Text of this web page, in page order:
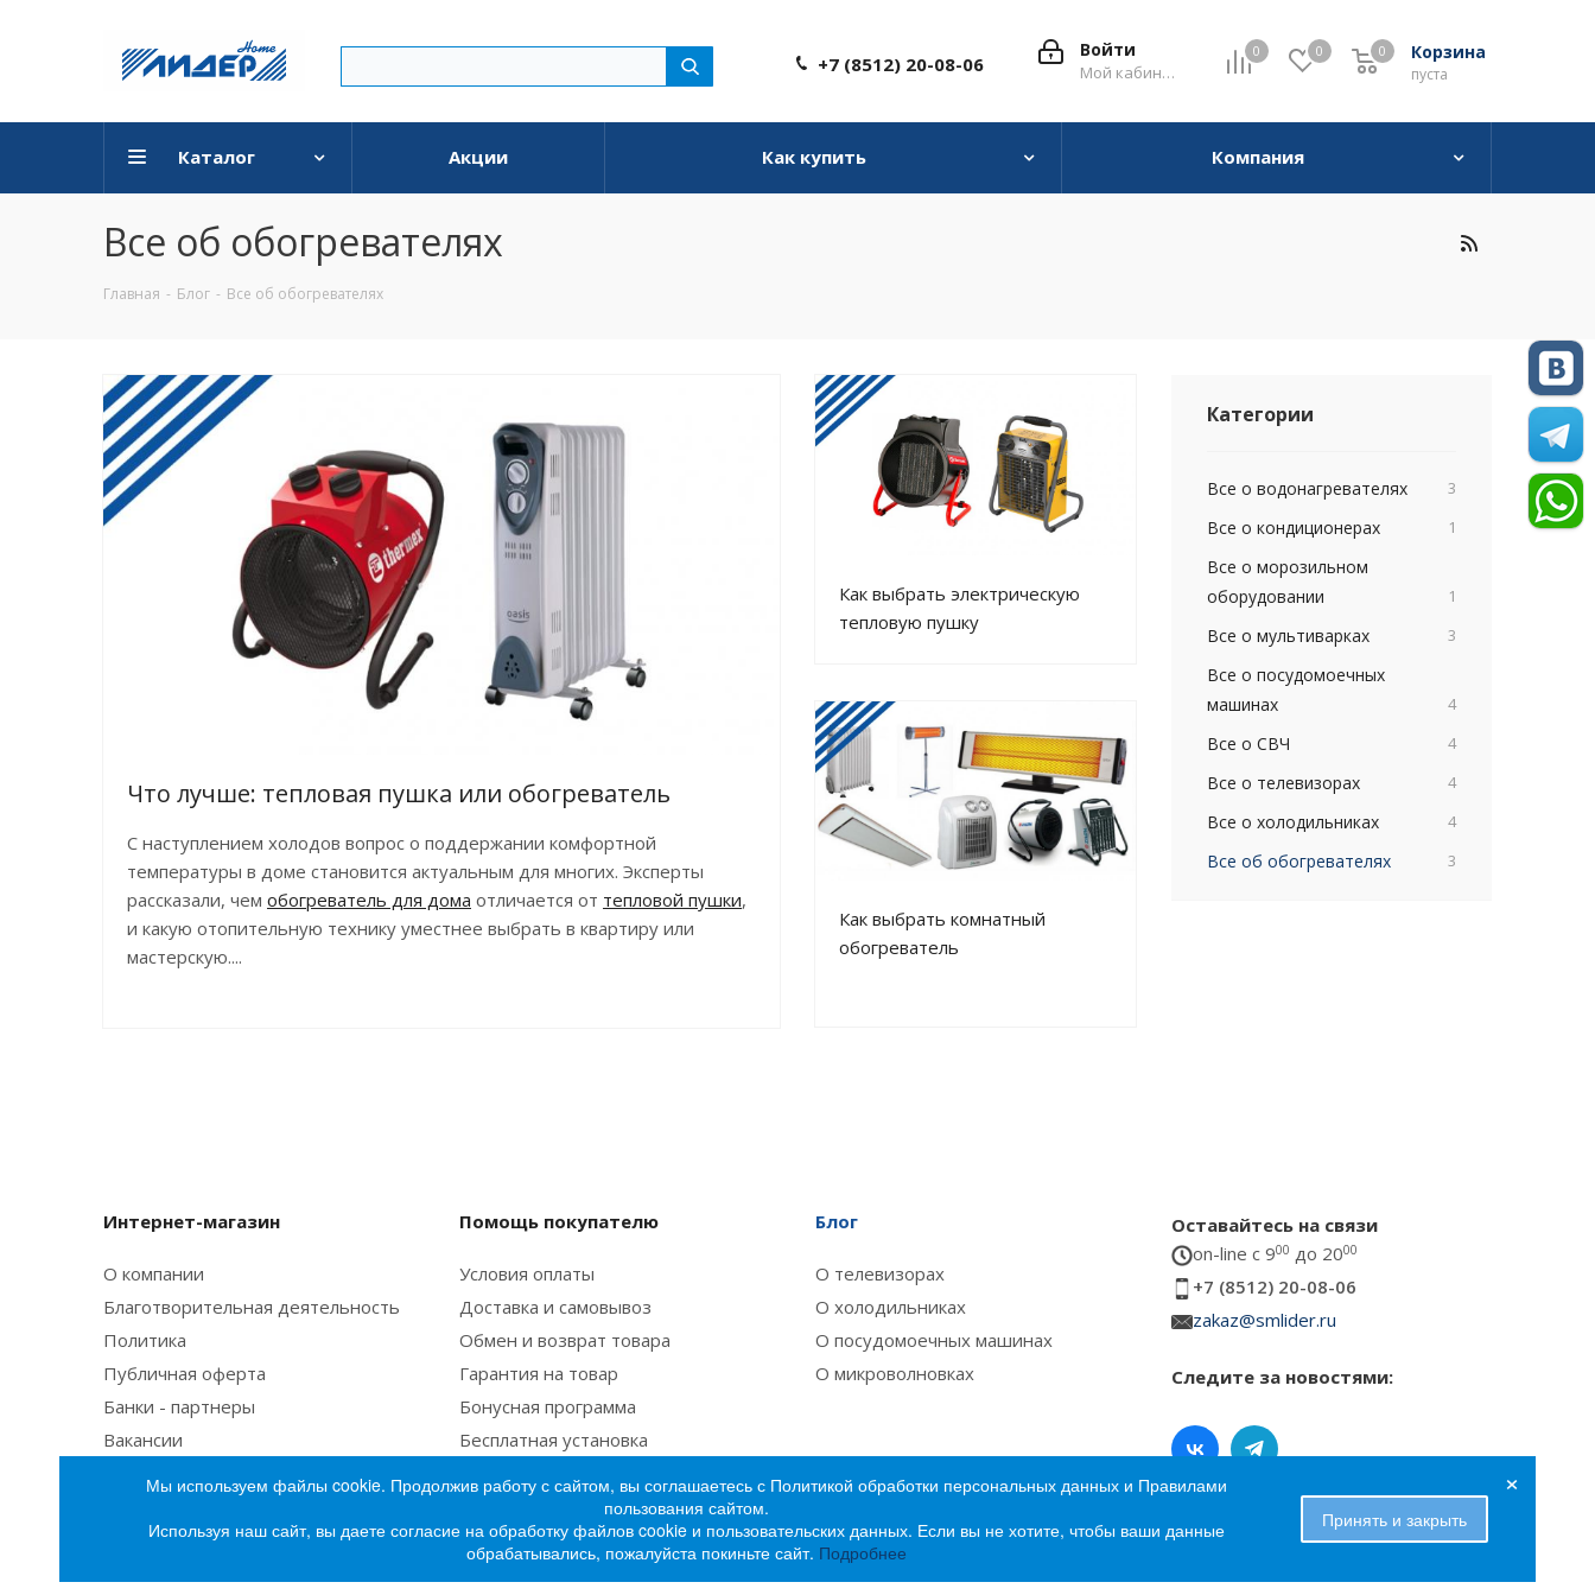
0 0 Корзина
0
пуста
0
Войти
Мой кабинет
+7 (8512) 20-08-06
Каталог Акции Как купить Компания
Все об обогревателях
Главная - Блог - Все об обогревателях
Что лучше: тепловая пушка или обогреватель
С наступлением холодов вопрос о поддержании комфортной
температуры в доме становится актуальным для многих. Эксперты
рассказали, чем обогреватель для дома отличается от тепловой пушки,
и какую отопительную технику уместнее выбрать в квартиру или
мастерскую....
Как выбрать электрическую
тепловую пушку
Как выбрать комнатный
обогреватель
Категории
Все о водонагревателях 3
Все о кондиционерах 1
Все о морозильном
оборудовании
1
Все о мультиварках 3
Все о посудомоечных
машинах
4
Все о СВЧ 4
Все о телевизорах 4
Все о холодильниках 4
Все об обогревателях 3
Интернет-магазин
О компании
Благотворительная деятельность
Политика
Публичная оферта
Банки - партнеры
Вакансии
Помощь покупателю
Условия оплаты
Доставка и самовывоз
Обмен и возврат товара
Гарантия на товар
Бонусная программа
Бесплатная установка
Блог
О телевизорах
О холодильниках
О посудомоечных машинах
О микроволновках
Оставайтесь на связи
on-line c 900 до 2000
+7 (8512) 20-08-06
zakaz@smlider.ru
Следите за новостями:
2026 © Интернет-магазин бытовой техники и электроники «Лидер»
Мы используем файлы cookie. Продолжив работу с сайтом, вы соглашаетесь с Политикой обработки персональных данных и Правилами
пользования сайтом.
Используя наш сайт, вы даете согласие на обработку файлов cookie и пользовательских данных. Если вы не хотите, чтобы ваши данные
обрабатывались, пожалуйста покиньте сайт. Подробнее
Принять и закрыть
×